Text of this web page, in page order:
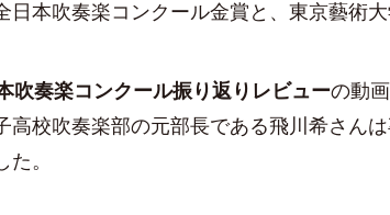
日本吹奏楽コンクール金賞と、東京藝術大
吹奏楽コンクール振り返りレビューの動
高校吹奏楽部の元部長である飛川希さん
。